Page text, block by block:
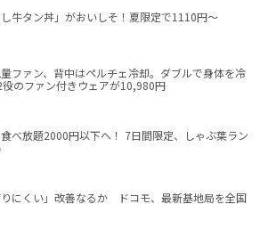
し牛タン丼」がおいしそ！夏限定で1110円～
ファン、背中はペルチェ冷却。ダブルで身体を冷
役のファン付きウェアが10,980円
食べ放題2000円以下へ！ 7日間限定、しゃぶ葉ラン
りにくい」改善なるか ドコモ、最新基地局を全国